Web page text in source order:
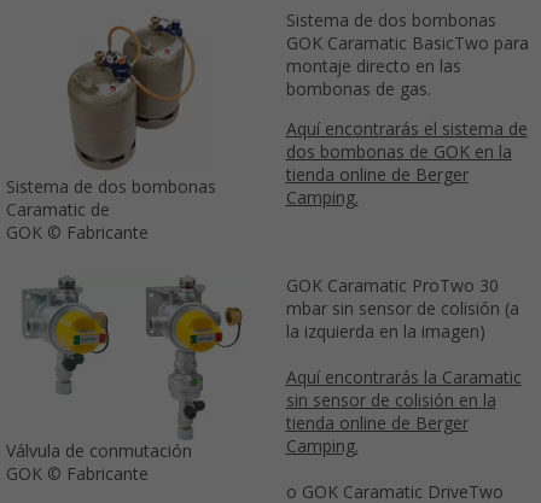
Sistema de dos bombonas
Caramatic de
GOK © Fabricante
Sistema de dos bombonas
GOK Caramatic BasicTwo para
montaje directo en las
bombonas de gas.
Aquí encontrarás el sistema de
dos bombonas de GOK en la
tienda online de Berger
Camping.
Válvula de conmutación
GOK © Fabricante
GOK Caramatic ProTwo 30
mbar sin sensor de colisión (a
la izquierda en la imagen)
Aquí encontrarás la Caramatic
sin sensor de colisión en la
tienda online de Berger
Camping.
o GOK Caramatic DriveTwo